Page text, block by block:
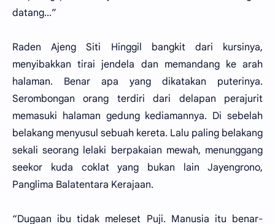
datang...”
Raden Ajeng Siti Hinggil bangkit dari kursinya,
menyibakkan tirai jendela dan memandang ke arah
halaman. Benar apa yang dikatakan puterinya.
Serombongan orang terdiri dari delapan perajurit
memasuki halaman gedung kediamannya. Di sebelah
belakang menyusul sebuah kereta. Lalu paling belakang
sekali seorang lelaki berpakaian mewah, menunggang
seekor kuda coklat yang bukan lain Jayengrono,
Panglima Balatentara Kerajaan.
“Dugaan ibu tidak meleset Puji. Manusia itu benar-